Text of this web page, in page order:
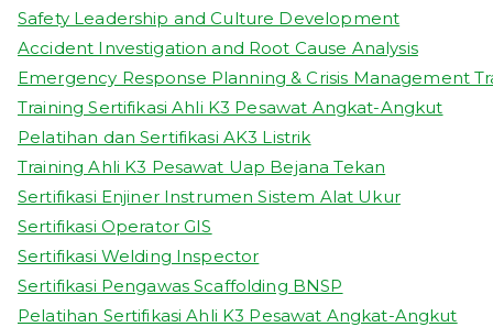
Safety Leadership and Culture Development
Accident Investigation and Root Cause Analysis
Emergency Response Planning & Crisis Management
Training Sertifikasi Ahli K3 Pesawat Angkat-Angkut
Pelatihan dan Sertifikasi AK3 Listrik
Training Ahli K3 Pesawat Uap Bejana Tekan
Sertifikasi Enjiner Instrumen Sistem Alat Ukur
Sertifikasi Operator GIS
Sertifikasi Welding Inspector
Sertifikasi Pengawas Scaffolding BNSP
Pelatihan Sertifikasi Ahli K3 Pesawat Angkat-Angkut